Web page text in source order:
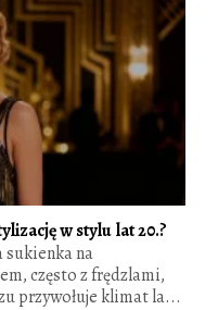
w stylu lat 20.?
na
często z frędzlami,
przywołuje klimat la...